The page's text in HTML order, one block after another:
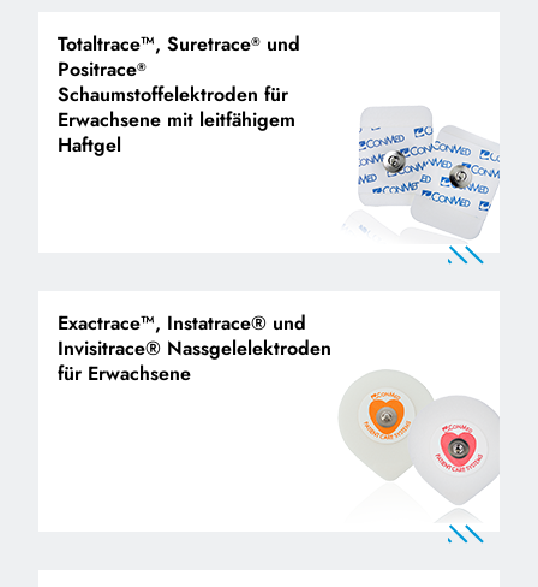
Totaltrace™, Suretrace® und
Positrace®
Schaumstoffelektroden für
Erwachsene mit leitfähigem
Haftgel
Exactrace™, Instatrace® und
Invisitrace® Nassgelelektroden
für Erwachsene